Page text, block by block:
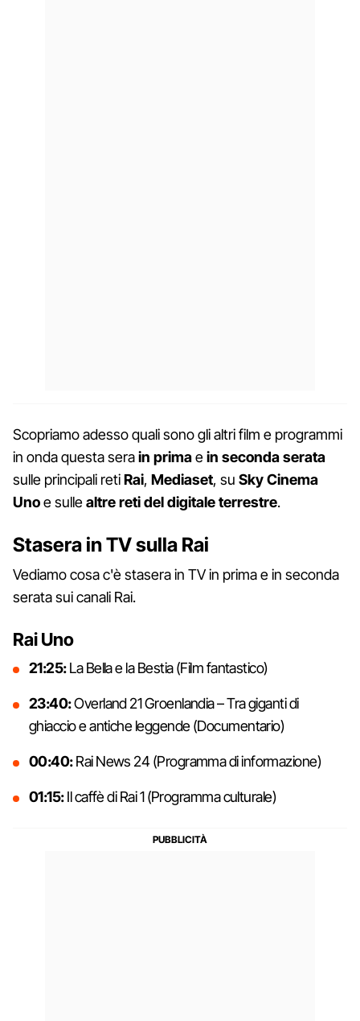
Scopriamo adesso quali sono gli altri film e programmi
in onda questa serain primaein seconda serata
sulle principali retiRai, Mediaset, su Sky Cinema
Unoe sullealtre reti del digitale terrestre.
Stasera in TV sulla Rai
Vediamo cosa c'è stasera in TV in prima e in seconda
serata sui canali Rai.
Rai Uno
21:25:La Bella e la Bestia (Film fantastico)
23:40:Overland 21 Groenlandia – Tra giganti di
ghiaccio e antiche leggende (Documentario)
00:40:Rai News 24 (Programma di informazione)
01:15:Il caffè di Rai 1 (Programma culturale)